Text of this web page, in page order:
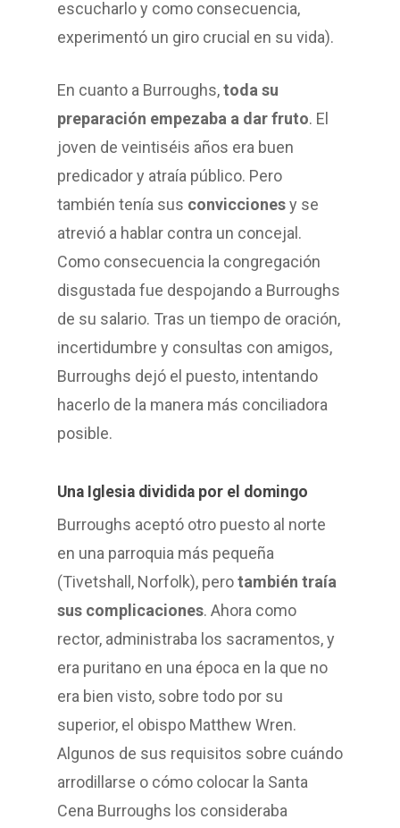
escucharlo y como consecuencia,
experimentó un giro crucial en su vida).
En cuanto a Burroughs,toda su
preparación empezaba a dar fruto. El
joven de veintiséis años era buen
predicador y atraía público. Pero
también tenía sus conviccionesy se
atrevió a hablar contra un concejal.
Como consecuencia la congregación
disgustada fue despojando a Burroughs
de su salario. Tras un tiempo de oración,
incertidumbre y consultas con amigos,
Burroughs dejó el puesto, intentando
hacerlo de la manera más conciliadora
posible.
Una Iglesia dividida por el domingo
Burroughs aceptó otro puesto al norte
en una parroquia más pequeña
(Tivetshall, Norfolk), perotambién traía
sus complicaciones. Ahora como
rector, administraba los sacramentos, y
era puritano en una época en la que no
era bien visto, sobre todo por su
superior, el obispo Matthew Wren.
Algunos de sus requisitos sobre cuándo
arrodillarse o cómo colocar la Santa
Cena Burroughs los consideraba